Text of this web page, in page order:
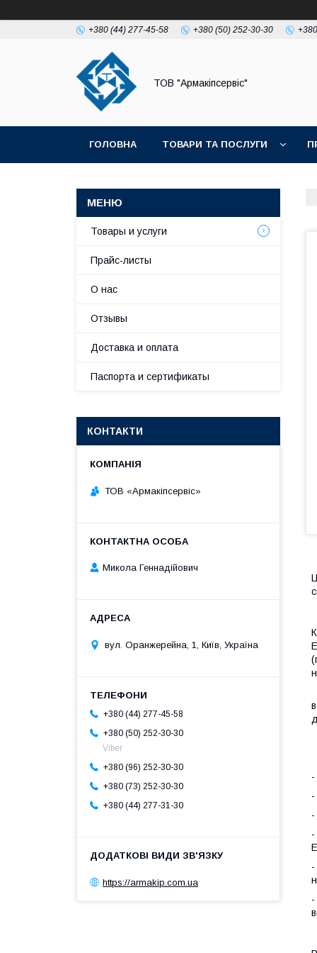
+380 (44) 277-45-58 +380 (50) 252-30-30
ТОВ "Армакіпсервіс"
ГОЛОВНА ТОВАРИ ТА ПОСЛУГИ
-
-
-
-
-
-
Товары и услуги
Прайс-листы
О нас
Отзывы
Доставка и оплата
Паспорта и сертификаты
КОНТАКТИ
ТОВ «Армакіпсервіс»
Микола Геннадійович
вул. Оранжерейна, 1, Київ, Україна
+380 (44) 277-45-58
+380 (50) 252-30-30
Viber
+380 (96) 252-30-30
+380 (73) 252-30-30
+380 (44) 277-31-30
https://armakip.com.ua